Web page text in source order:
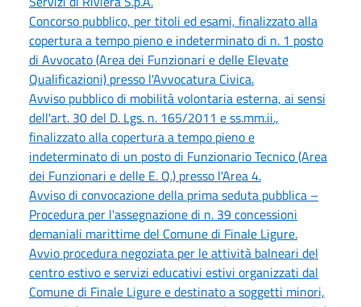
Concorso pubblico, per titoli ed esami, finalizzato alla
copertura a tempo pieno e indeterminato di n. 1 posto
di Avvocato (Area dei Funzionari e delle Elevate
Qualificazioni) presso l'Avvocatura Civica.
Avviso pubblico di mobilità volontaria esterna, ai sensi
dell'art. 30 del D. Lgs. n. 165/2011 e ss.mm.ii.,
finalizzato alla copertura a tempo pieno e
indeterminato di un posto di Funzionario Tecnico (Area
dei Funzionari e delle E. Q.) presso l'Area 4.
Avviso di convocazione della prima seduta pubblica –
Procedura per l'assegnazione di n. 39 concessioni
demaniali marittime del Comune di Finale Ligure.
Avvio procedura negoziata per le attività balneari del
centro estivo e servizi educativi estivi organizzati dal
Comune di Finale Ligure e destinato a soggetti minori,